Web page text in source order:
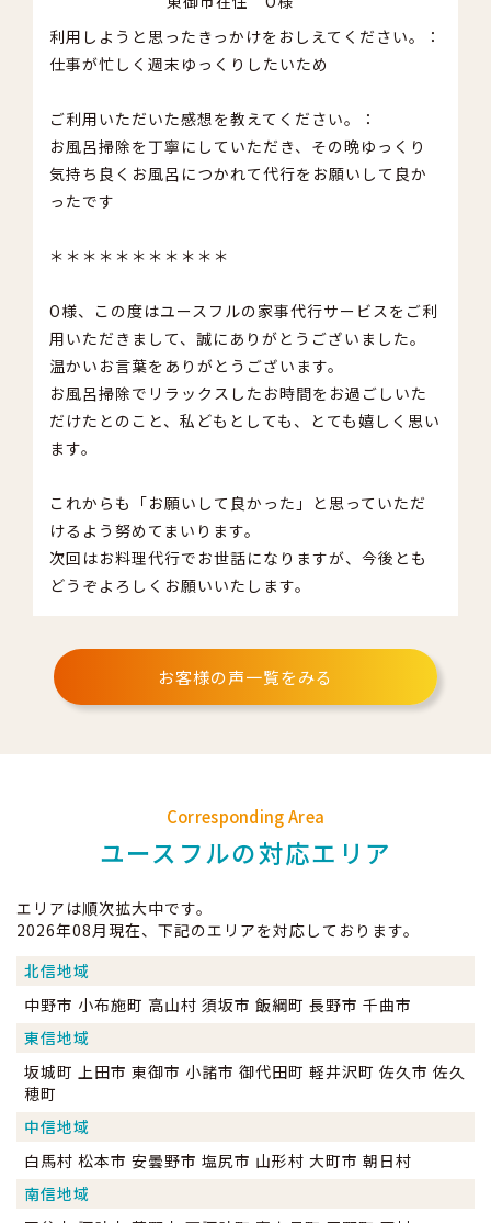
利用しようと思ったきっかけをおしえてください。：
仕事が忙しく週末ゆっくりしたいため
ご利用いただいた感想を教えてください。：
お風呂掃除を丁寧にしていただき、その晩ゆっくり
気持ち良くお風呂につかれて代行をお願いして良か
ったです
＊＊＊＊＊＊＊＊＊＊＊
O様、この度はユースフルの家事代行サービスをご利
用いただきまして、誠にありがとうございました。
温かいお言葉をありがとうございます。
お風呂掃除でリラックスしたお時間をお過ごしいた
だけたとのこと、私どもとしても、とても嬉しく思い
ます。
これからも「お願いして良かった」と思っていただ
けるよう努めてまいります。
次回はお料理代行でお世話になりますが、今後とも
どうぞよろしくお願いいたします。
お客様の声一覧をみる
Corresponding Area
ユースフルの対応エリア
エリアは順次拡大中です。
2026年08月現在、下記のエリアを対応しております。
北信地域
中野市 小布施町 高山村 須坂市 飯綱町 長野市 千曲市
東信地域
坂城町 上田市 東御市 小諸市 御代田町 軽井沢町 佐久市 佐久
穂町
中信地域
白馬村 松本市 安曇野市 塩尻市 山形村 大町市 朝日村
南信地域